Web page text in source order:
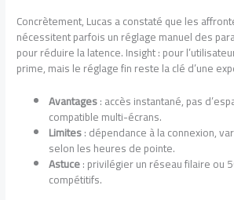
Concrètement, Lucas a constaté que les
nécessitent parfois un réglage manuel des
pour réduire la latence. Insight : pour
prime, mais le réglage fin reste la clé d’une
Avantages: accès instantané, pas
compatible multi-écrans.
Limites: dépendance à la connexion,
selon les heures de pointe.
Astuce: privilégier un réseau filaire ou
compétitifs.